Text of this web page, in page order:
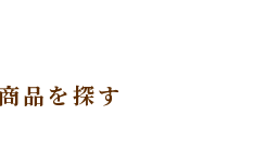
品を探す